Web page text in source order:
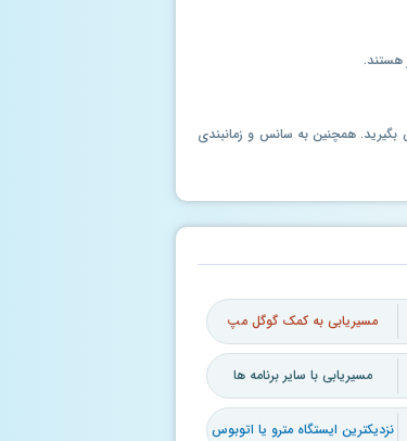
هستند.
بگیرید. همچنین به سانس و زمانبندی
مسیریابی به کمک گوگل مپ
مسیریابی با سایر برنامه ها
نزدیکترین ایستگاه مترو یا اتوبوس